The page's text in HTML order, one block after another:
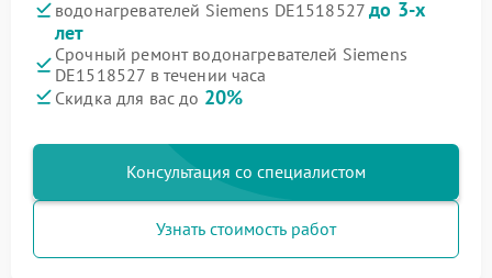
водонагревателей Siemens DE1518527до 3-х
лет
Срочный ремонт водонагревателей Siemens
DE1518527 в течении часа
Скидка для вас до 20%
Консультация со специалистом
Узнать стоимость работ